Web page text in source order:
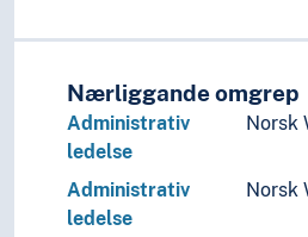
Vernetiltak
Vitenskap
Vurdering
Ødeleggelse
Åndsverk
Geografiske navn og
Nærliggande omgrep
Administrativ
ledelse
Norsk
Administrativ
ledelse
Norsk